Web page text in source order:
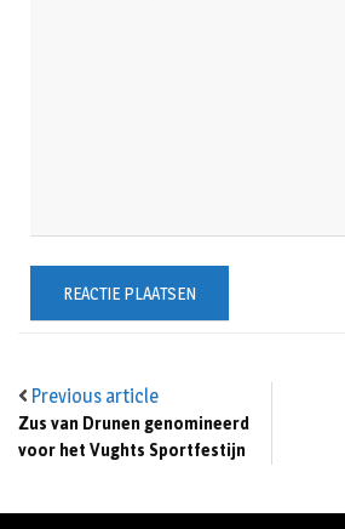
Previous article
Zus van Drunen genomineerd
voor het Vughts Sportfestijn